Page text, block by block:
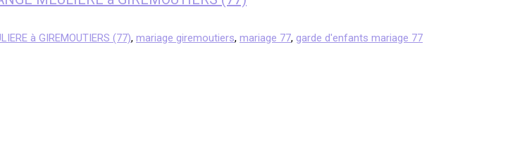
à GIREMOUTIERS (77), mariage giremoutiers, mariage 77, garde d'enfants mariage 77